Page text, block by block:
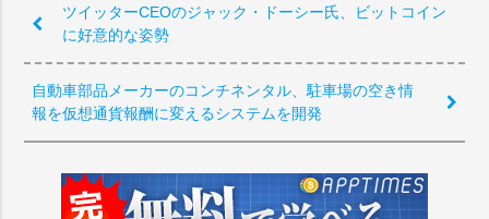
ツイッターCEOのジャック・ドーシー氏、ビットコイン
に好意的な姿勢
自動車部品メーカーのコンチネンタル、駐車場の空き情
報を仮想通貨報酬に変えるシステムを開発